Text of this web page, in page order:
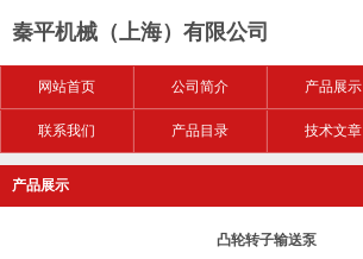
秦平机械（上海）有限公司
网站首页 公司简介 产品展示
联系我们 产品目录 技术文章
产品展示
凸轮转子输送泵